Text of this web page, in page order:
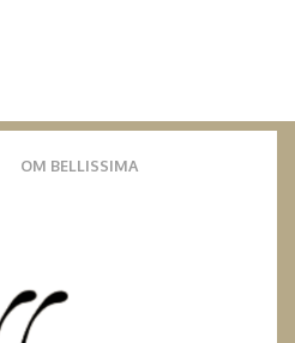
OM BELLISSIMA